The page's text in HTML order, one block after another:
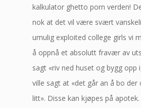
kalkulator ghetto porn verden!
nok at det vil være svært
umulig exploited college girls vi
å oppnå et absolutt fravær av
sagt «riv ned huset og bygg opp
ville sagt at «det går an å bo der
litt». Disse kan kjøpes på